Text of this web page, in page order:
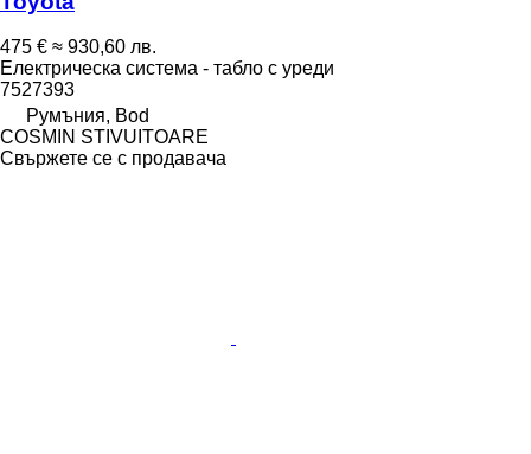
475 € ≈ 930,60 лв.
Електрическа система - табло с уреди
7527393
Румъния, Bod
COSMIN STIVUITOARE
Свържете се с продавача